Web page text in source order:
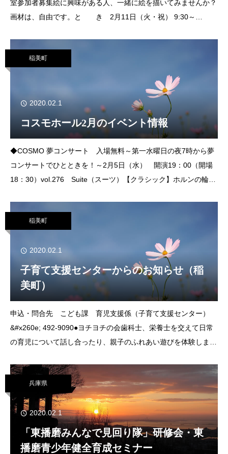
室参加者募集絵に興味がある人、一緒に絵を描いてみませんか？
画材は、自由です。と き 2月11日（火・祝） 9:30～
稲美町
2020.02.1
コスモホール2月のイベント情報
◆COSMO 夢コンサート 入場無料～第一水曜日の夜7時から夢
コンサートでひとときを！～2月5日（水） 開演19：00（開場
18：30）vol.276 Suite（スーツ）【クラシック】ホルンの輪
稲美町
2020.02.1
子育て支援センターからのお知らせ（稲
美町）
申込・問合先 こども課 育児支援係（子育て支援センター）
&#x260e; 492-9090●ヨチヨチの会歯科士、栄養士を交えて日常
の育児について話し合ったり、親子のふれあい遊びを体験しま
～11:30【ところ
兵庫県
2020.02.1
「東播磨みんなで見回り隊」研修会・東
播磨青少年健全育成セミナー